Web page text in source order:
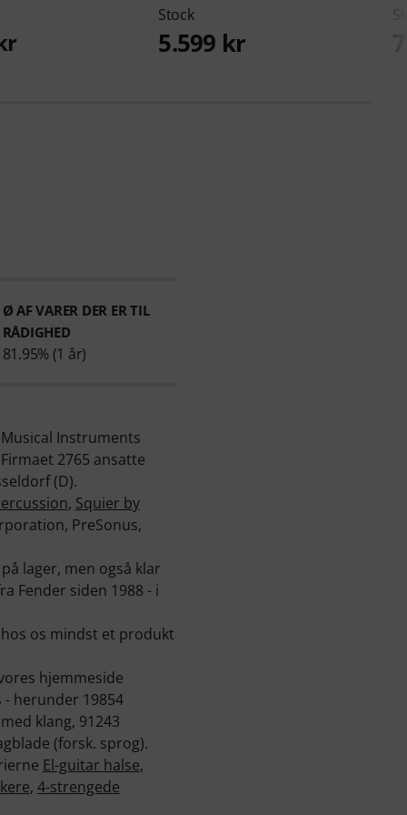
Stock
5.599 kr
Ø AF VARER DER ER TIL
RÅDIGHED
81.95% (1 år)
Instruments
2765 ansatte
(D).
, Squier by
PreSonus,
lager, men også klar
Fender siden 1988 - i
os mindst et produkt
hjemmeside
herunder 19854
klang, 91243
(forsk. sprog).
El-guitar halse,
, 4-strengede